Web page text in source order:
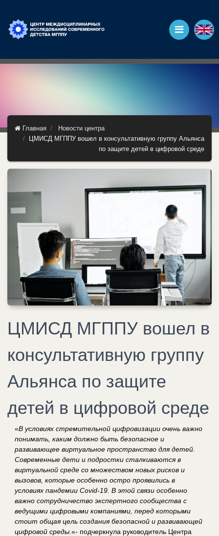
Главная
Новости центра
ЦМИСД МГППУ вошел в консультативную группу Альянса
по защите детей в цифровой среде
ЦМИСД МГППУ вошел в
консультативную группу
Альянса по защите
детей в цифровой среде
«В условиях cтремительной цифровизации очень важно
понимать, каким должно быть безопасное и
развивающее виртуальное пространство для детей.
Современные дети и подростки сталкиваются в
виртуальной среде со множеством новых рисков и
вызовов, которые особенно остро проявились в
условиях пандемии Covid-19. В этой связи особенно
важно сотрудничество экспертного сообщества с
ведущими цифровыми компаниями, перед которыми
стоит общая цель создания безопасной и развивающей
цифровой среды. «- подчеркнула руководитель Центра